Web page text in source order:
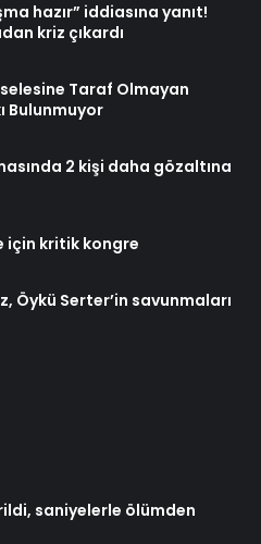
hazır” iddiasına yanıt!
kriz çıkardı
Taraf Olmayan
Bulunmuyor
2 kişi daha gözaltına
için kritik kongre
Öykü Serter’in savunmaları
saniyelerle ölümden